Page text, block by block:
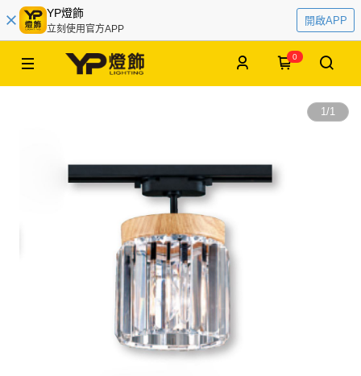
YP燈飾
立刻使用官方APP
開啟APP
0
1/1